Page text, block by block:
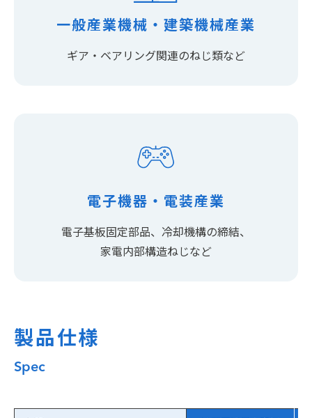
一般産業機械・建築機械産業
ギア・ベアリング関連のねじ類など
電子機器・電装産業
電子基板固定部品、冷却機構の締結、
家電内部構造ねじなど
製品仕様
Spec